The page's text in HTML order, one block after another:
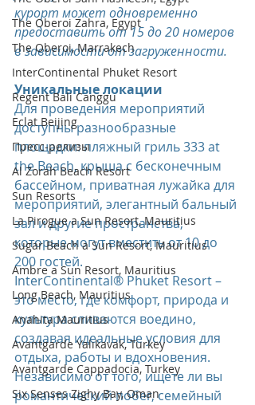
The Oberoi Zahra, Egypt
The Oberoi, Marrakech
InterContinental Phuket Resort
Regent Bali Canggu
Eclat Beijing
Пресс-релизы
Al Zorah Beach Resort
Sun Resorts
La Pirogue a Sun Resort, Mauritius
Sugar Beach a Sun Resort, Mauritius
Ambre a Sun Resort, Mauritius
Long Beach, Mauritius
Anahita Mauritius
Avantgarde Yalıkavak, Turkey
Avantgarde Cappadocia, Turkey
Six Senses Zighy Bay, Oman
курорт может одновременно
предоставить от 15 до 20 номеров
в зависимости от загруженности.
Уникальные локации
Для проведения мероприятий
доступны разнообразные
площадки: пляжный гриль 333 at
the Beach, крыша с бесконечным
бассейном, приватная лужайка для
мероприятий, элегантный бальный
зал и другие пространства,
которые могут вместить от 10 до
200 гостей.
InterContinental® Phuket Resort –
это место, где комфорт, природа и
культура сливаются воедино,
создавая идеальные условия для
отдыха, работы и вдохновения.
Независимо от того, ищете ли вы
романтический побег, семейный